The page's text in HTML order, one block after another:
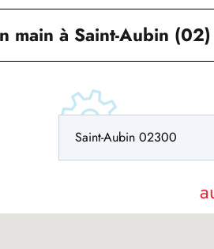
main à Saint-Aubin (02)